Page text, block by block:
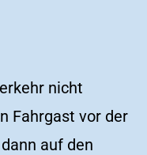
nicht
Fahrgast vor der
auf den